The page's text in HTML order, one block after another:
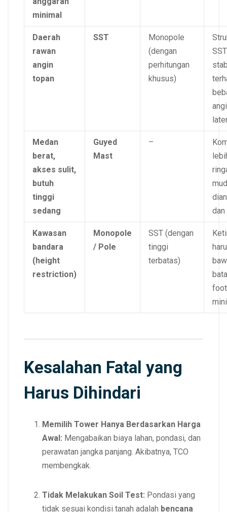
minimal
Daerah
rawan
angin
topan
SST
Monopole
(dengan
perhitungan
khusus)
Medan
berat,
akses sulit,
butuh
tinggi
sedang
Guyed
Mast
–
Kawasan
bandara
(height
restriction)
Monopole
/ Pole
SST (dengan
tinggi
terbatas)
Kesalahan Fatal yang
Harus Dihindari
Memilih Tower Hanya Berdasarkan Harga
Awal: Mengabaikan biaya lahan, pondasi, dan
perawatan jangka panjang. Akibatnya, TCO
membengkak.
Tidak Melakukan Soil Test: Pondasi yang
tidak sesuai kondisi tanah adalah bencana